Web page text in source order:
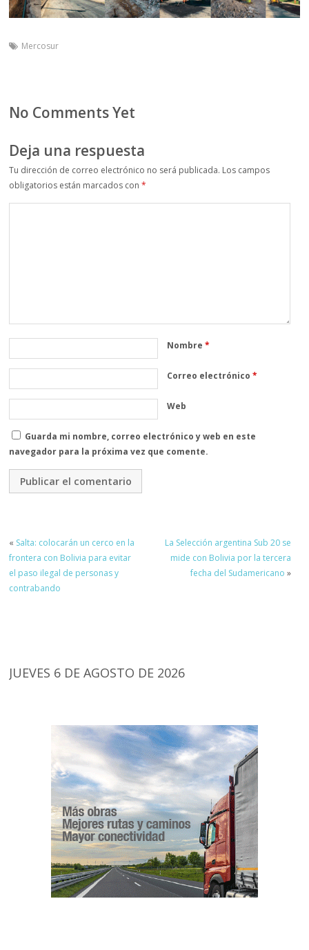
Mercosur
No Comments Yet
Deja una respuesta
Tu dirección de correo electrónico no será publicada. Los campos
obligatorios están marcados con*
Nombre*
Correo electrónico*
Web
Guarda mi nombre, correo electrónico y web en este
navegador para la próxima vez que comente.
« Salta: colocarán un cerco en la
frontera con Bolivia para evitar
el paso ilegal de personas y
contrabando
La Selección argentina Sub 20 se
mide con Bolivia por la tercera
fecha del Sudamericano »
JUEVES 6 DE AGOSTO DE 2026